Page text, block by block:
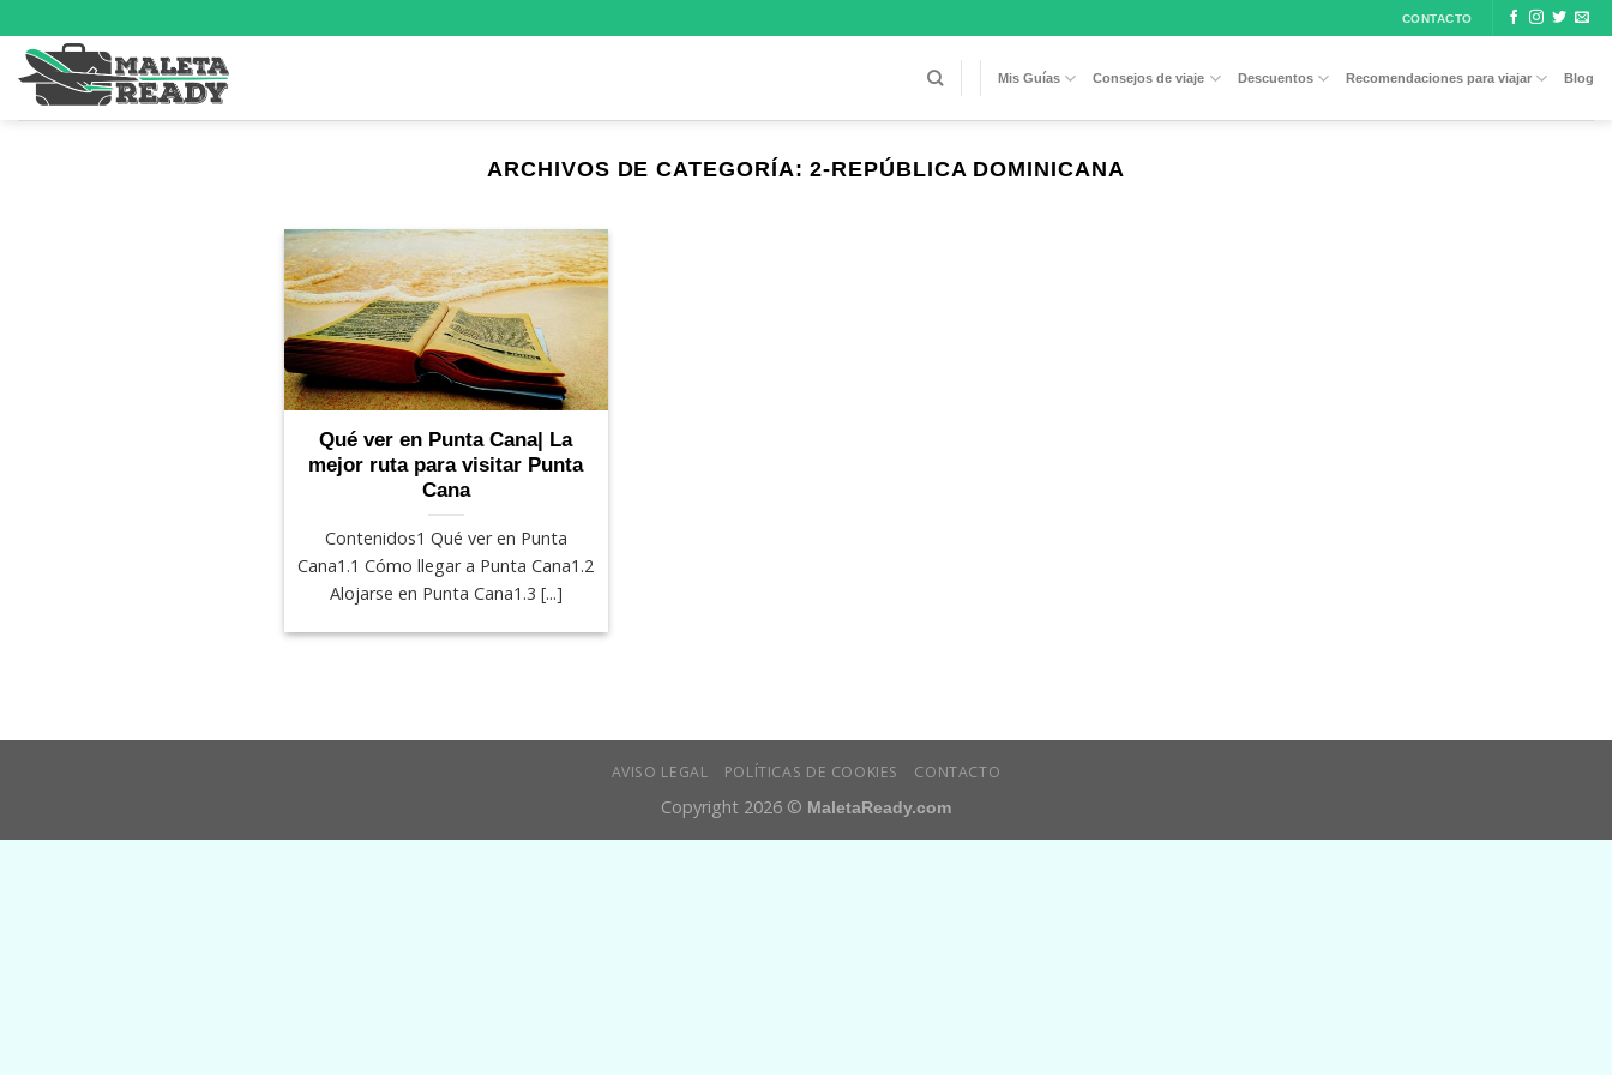
al
contenido
CONTACTO
Mis Guías Consejos de viaje Descuentos Recomendaciones para viajar Blog
ARCHIVOS DE CATEGORÍA:2-REPÚBLICA DOMINICANA
Qué ver en Punta Cana| La
mejor ruta para visitar Punta
Cana
Contenidos1 Qué ver en Punta
Cana1.1 Cómo llegar a Punta Cana1.2
Alojarse en Punta Cana1.3 [...]
AVISO LEGAL POLÍTICAS DE COOKIES CONTACTO
Copyright 2026 © MaletaReady.com